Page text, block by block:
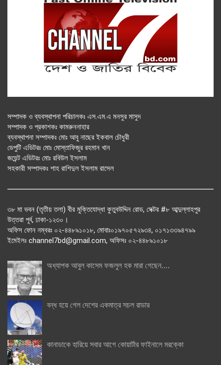
সম্পাদক ও ব্যবস্থাপনা পরিচালকঃ এস.এম.এ মনসুর মাসুদ
সম্পাদক ও প্রকাশকঃ কামরুননাহার
ব্যবস্থাপনা সম্পাদকঃ মোঃ আবু নাছের ইকবাল চৌধুরী
ডেপুটি এডিটরঃ মোঃ মোস্তাফিজুর রহমান খান
জয়েন্ট এডিটরঃ মোঃ রবিউল ইসলাম
সহকারী সম্পাদকঃ শাহ রাশিদুল ইসলাম রাসেল
৩৮ মা ভবন (তৃতীয় তলা) বীর মুক্তিযোদ্ধা কুতুবউদ্দিন রোড, সেক্টর #৮ আব্দুল্লাহপুর
উত্তরা পূর্ব, ঢাকা-১২৩০।
অফিস ফোন নম্বরঃ ০২-৪৪৮৯১০১৮, মোবাঃ০১৯৭০৫৭২৯৩৪, ০১৭১৩৩৯৪৭৯৯
ইমেইলঃ channel7bd@gmail.com, অফিসঃ ০২-৪৪৮৯১০১৮
অধ্যাপক আবুল কাসেম ফজলুল হক মারা গেছেন….
বন্ধ হয়ে গেল দেশের একমাত্র সচল রাডার
কানাডাকে হারিয়ে সবার আগে কোয়ার্টার ফাইনালে মরক্কো